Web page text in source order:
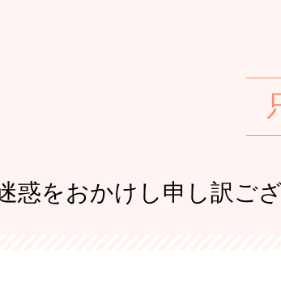
惑をおかけし申し訳ご